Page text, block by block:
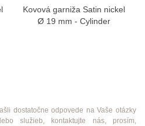
Kovová garniža Satin nickel
Ø 19 mm - Cylinder
dostatočne odpovede na Vaše otázky
služieb, kontaktujte nás, prosím,